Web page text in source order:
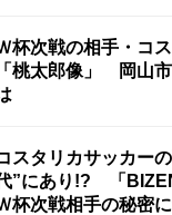
杯次戦の相手・コ
「桃太郎像」 岡山
スタリカサッカー
”にあり!? 「
杯次戦相手の秘密